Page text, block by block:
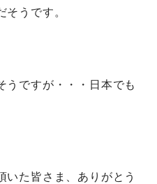
そうです。
うですが・・・日本でも
いた皆さま、ありがとう